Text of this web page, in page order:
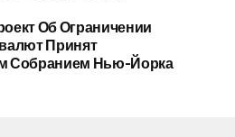
Об Ограничении
Принят
Собранием Нью-Йорка